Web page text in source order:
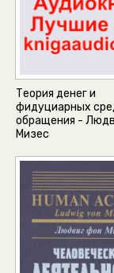
Теория денег и
фидуциарных
обращения -
Мизес